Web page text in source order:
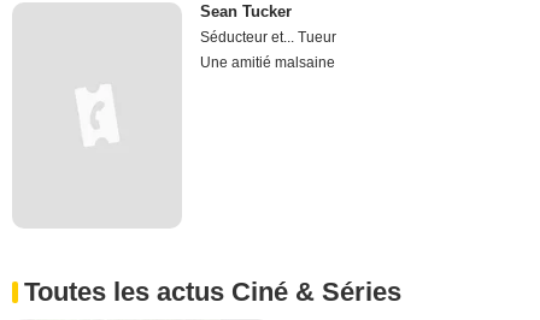
Sean Tucker
Séducteur et... Tueur
Une amitié malsaine
Toutes les actus Ciné & Séries